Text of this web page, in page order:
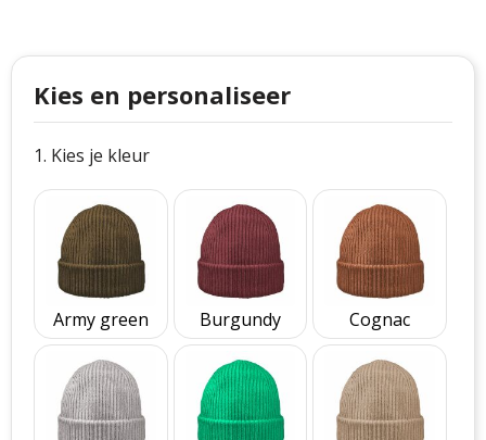
Cutter & Buck
Craft
Thule
Case Logic
Mepal
Parker
Stanley
Ludieke hoofdbanden
Kerstspellen
Kersttassen
kerstkaarsen
Kies en personaliseer
1. Kies je kleur
Army green Burgundy Cognac